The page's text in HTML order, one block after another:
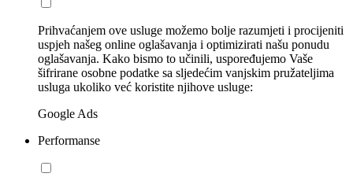
Prihvaćanjem ove usluge možemo bolje razumjeti i procijeniti
uspjeh našeg online oglašavanja i optimizirati našu ponudu
oglašavanja. Kako bismo to učinili, uspoređujemo Vaše
šifrirane osobne podatke sa sljedećim vanjskim pružateljima
usluga ukoliko već koristite njihove usluge:
Google Ads
Performanse